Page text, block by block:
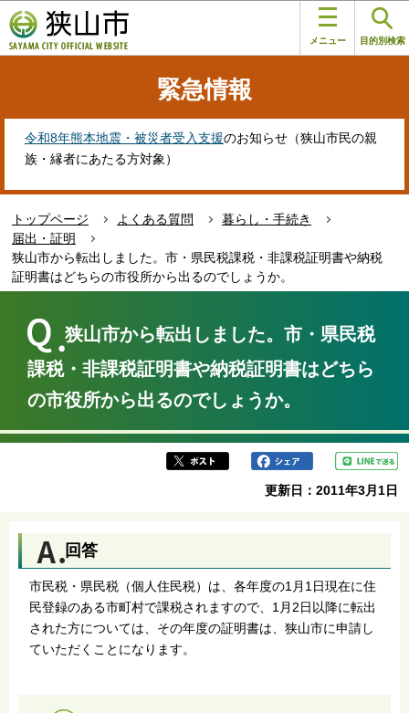
の
ペ
す
メニュー 目的別検索
緊急情報
令和8年熊本地震・被災者受入支援のお知らせ（狭山市民の親
族・縁者にあたる方対象）
トップページ よくある質問
暮らし・手続き
届出・証明
狭山市から転出しました。市・県民税課税・非課税証明書や納税
証明書はどちらの市役所から出るのでしょうか。
狭山市から転出しました。市・県民税
課税・非課税証明書や納税証明書はどちら
の市役所から出るのでしょうか。
更新日：2011年3月1日
回答
市民税・県民税（個人住民税）は、各年度の1月1日現在に住
民登録のある市町村で課税されますので、1月2日以降に転出
された方については、その年度の証明書は、狭山市に申請し
ていただくことになります。